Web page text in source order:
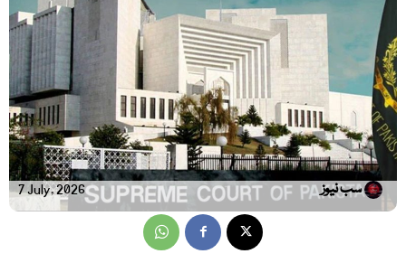
7 July, 2026 سب نیوز